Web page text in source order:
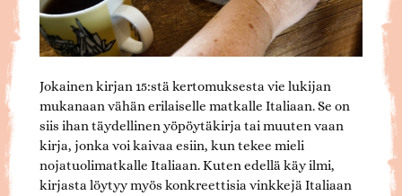
Jokainen kirjan 15:stä kertomuksesta vie lukijan
mukanaan vähän erilaiselle matkalle Italiaan. Se on
siis ihan täydellinen yöpöytäkirja tai muuten vaan
kirja, jonka voi kaivaa esiin, kun tekee mieli
nojatuolimatkalle Italiaan. Kuten edellä käy ilmi,
kirjasta löytyy myös konkreettisia vinkkejä Italiaan